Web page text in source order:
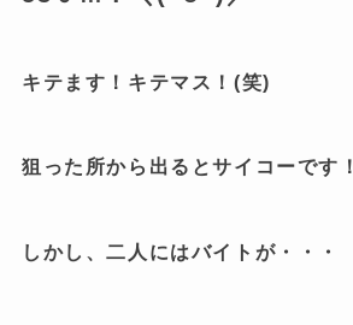
キテます！キテマス！(笑)
狙った所から出るとサイコーです！
しかし、二人にはバイトが・・・